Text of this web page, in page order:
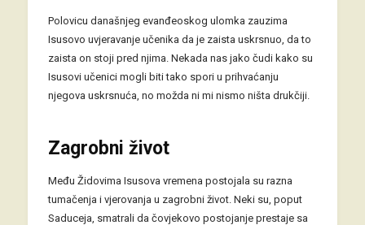
Polovicu današnjeg evanđeoskog ulomka zauzima
Isusovo uvjeravanje učenika da je zaista uskrsnuo, da to
zaista on stoji pred njima. Nekada nas jako čudi kako su
Isusovi učenici mogli biti tako spori u prihvaćanju
njegova uskrsnuća, no možda ni mi nismo ništa drukčiji.
Zagrobni život
Među Židovima Isusova vremena postojala su razna
tumačenja i vjerovanja u zagrobni život. Neki su, poput
Saduceja, smatrali da čovjekovo postojanje prestaje sa